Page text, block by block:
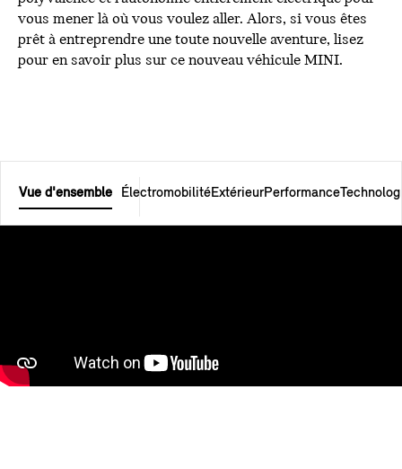
vous mener là où vous voulez aller. Alors, si vous êtes
prêt à entreprendre une toute nouvelle aventure, lisez
pour en savoir plus sur ce nouveau véhicule MINI.
Vue d'ensemble ÉlectromobilitéExtérieurPerformance